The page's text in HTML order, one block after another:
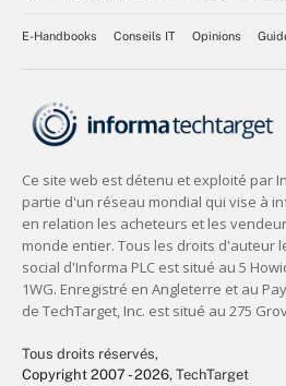
E-Handbooks Conseils IT Opinions
Tous droits réservés,
Copyright 2007 - 2026, TechTarget